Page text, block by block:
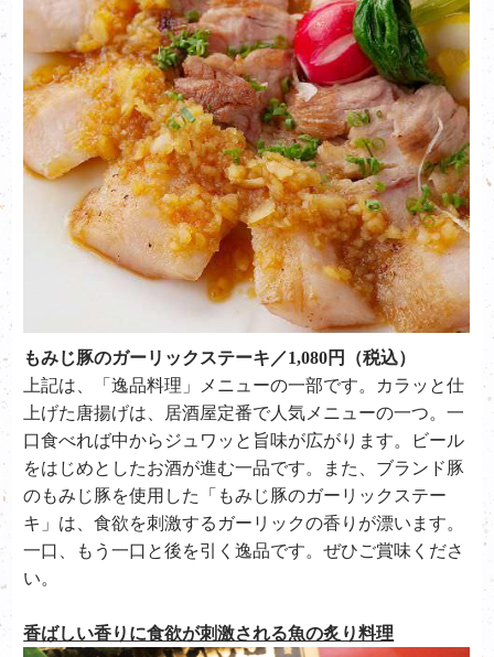
もみじ豚のガーリックステーキ／1,080円（税込）
上記は、「逸品料理」メニューの一部です。カラッと仕
上げた唐揚げは、居酒屋定番で人気メニューの一つ。一
口食べれば中からジュワッと旨味が広がります。ビール
をはじめとしたお酒が進む一品です。また、ブランド豚
のもみじ豚を使用した「もみじ豚のガーリックステー
キ」は、食欲を刺激するガーリックの香りが漂います。
一口、もう一口と後を引く逸品です。ぜひご賞味くださ
い。
香ばしい香りに食欲が刺激される魚の炙り料理